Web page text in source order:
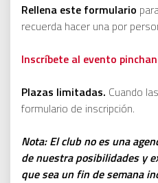
Rellena este formulario
recuerda hacer una por
Inscríbete al evento
Plazas limitadas. Cuando
formulario de inscripción.
Nota: El club no es una
de nuestra posibilidades y
que sea un fin de semana